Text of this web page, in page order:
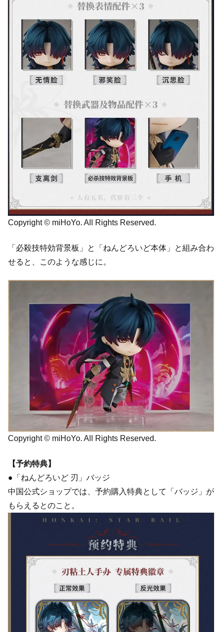
Copyright © miHoYo. All Rights Reserved.
「必殺技特効背景板」と「ねんどろいど本体」と組み合わ
せると、このような感じに。
Copyright © miHoYo. All Rights Reserved.
【予約特典】
●「ねんどろいど 刃」バッジ
中国公式ショップでは、予約購入特典として「バッジ」が
もらえるとのこと。